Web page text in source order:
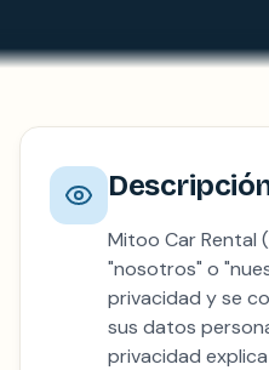
Mitoo Car Rental
"nosotros" o
privacidad y se
sus datos
privacidad